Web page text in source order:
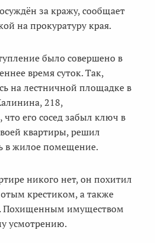
за кражу, сообщает
на прокуратуру края.
было совершено в
время суток. Так,
на лестничной площадке в
218,
его сосед забыл ключ в
квартиры, решил
в жилое помещение.
никого нет, он похитил
крестиком, а также
Похищенным имуществом
усмотрению.